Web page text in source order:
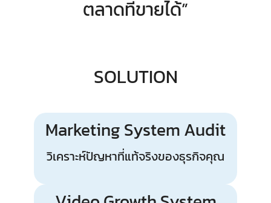
ตลาดที่ขายได้”
SOLUTION
Marketing System Audit
วิเคราะห์ปัญหาที่แท้จริงของธุรกิจคุณ